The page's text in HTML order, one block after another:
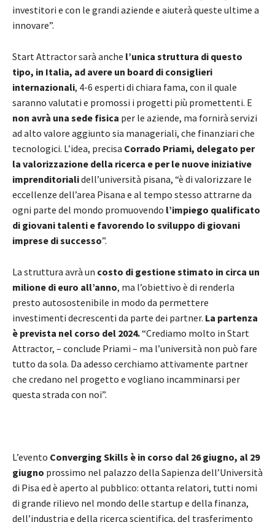
investitori e con le grandi aziende e aiuterà queste ultime a
innovare”.
Start Attractor sarà anche l’unica struttura di questo
tipo, in Italia, ad avere un board di consiglieri
internazionali, 4-6 esperti di chiara fama, con il quale
saranno valutati e promossi i progetti più promettenti. E
non avrà una sede fisica per le aziende, ma fornirà servizi
ad alto valore aggiunto sia manageriali, che finanziari che
tecnologici. L’idea, precisa Corrado Priami, delegato per
la valorizzazione della ricerca e per le nuove iniziative
imprenditorialidell’università pisana, “è di valorizzare le
eccellenze dell’area Pisana e al tempo stesso attrarne da
ogni parte del mondo promuovendo l’impiego qualificato
di giovani talenti e favorendo lo sviluppo di giovani
imprese di successo”.
La struttura avrà un costo di gestione stimato in circa un
milione di euro all’anno, ma l’obiettivo è di renderla
presto autosostenibile in modo da permettere
investimenti decrescenti da parte dei partner. La partenza
è prevista nel corso del 2024.“Crediamo molto in Start
Attractor, – conclude Priami – ma l’università non può fare
tutto da sola. Da adesso cerchiamo attivamente partner
che credano nel progetto e vogliano incamminarsi per
questa strada con noi”.
L’evento Converging Skills è in corso dal 26 giugno, al 29
giugno prossimo nel palazzo della Sapienza dell’Università
di Pisa ed è aperto al pubblico: ottanta relatori, tutti nomi
di grande rilievo nel mondo delle startup e della finanza,
dell’industria e della ricerca scientifica, del trasferimento